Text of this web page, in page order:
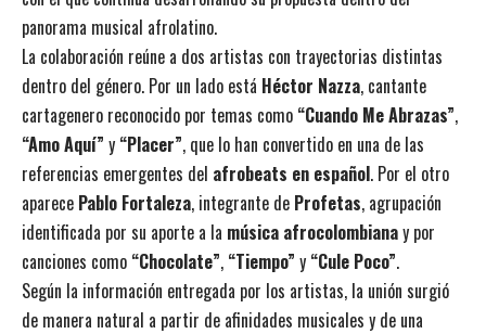
panorama musical afrolatino.
La colaboración reúne a dos artistas con trayectorias distintas
dentro del género. Por un lado está Héctor Nazza, cantante
cartagenero reconocido por temas como “Cuando Me Abrazas”,
“Amo Aquí” y “Placer”, que lo han convertido en una de las
referencias emergentes del afrobeats en español. Por el otro
aparece Pablo Fortaleza, integrante de Profetas, agrupación
identificada por su aporte a la música afrocolombianay por
canciones como “Chocolate”, “Tiempo” y “Cule Poco”.
Según la información entregada por los artistas, la unión surgió
de manera natural a partir de afinidades musicales y de una